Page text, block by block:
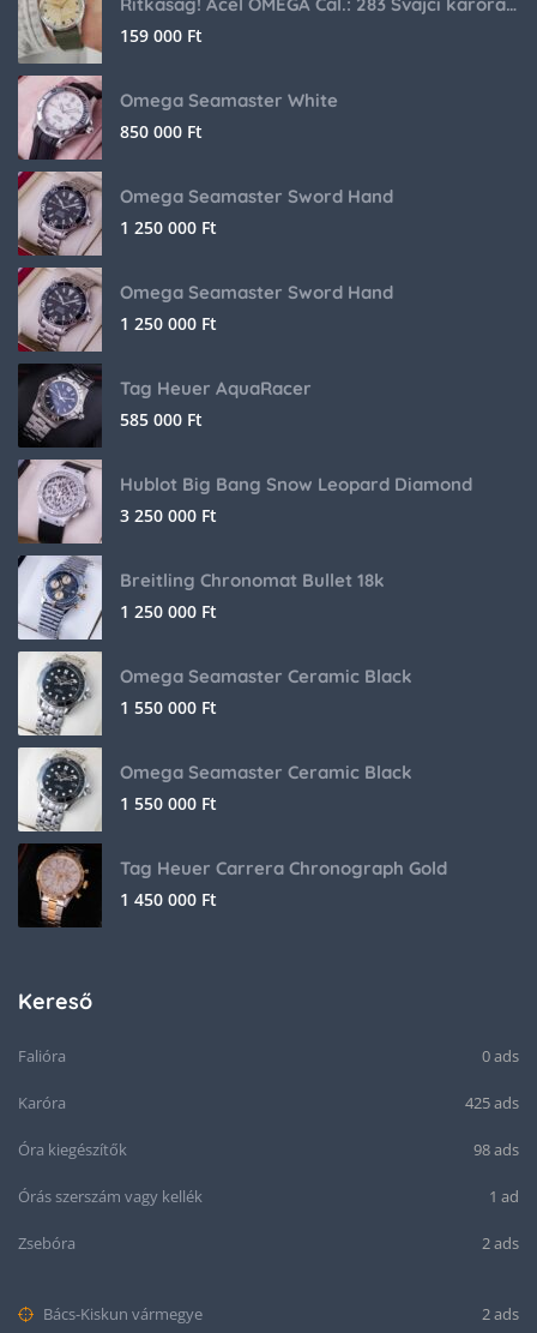
159 000 Ft
Omega Seamaster White
850 000 Ft
Omega Seamaster Sword Hand
1 250 000 Ft
Omega Seamaster Sword Hand
1 250 000 Ft
Tag Heuer AquaRacer
585 000 Ft
Hublot Big Bang Snow Leopard Diamond
3 250 000 Ft
Breitling Chronomat Bullet 18k
1 250 000 Ft
Omega Seamaster Ceramic Black
1 550 000 Ft
Omega Seamaster Ceramic Black
1 550 000 Ft
Tag Heuer Carrera Chronograph Gold
1 450 000 Ft
Kereső
Falióra 0 ads
Karóra 425 ads
Óra kiegészítők 98 ads
Órás szerszám vagy kellék 1 ad
Zsebóra 2 ads
Bács-Kiskun vármegye 2 ads